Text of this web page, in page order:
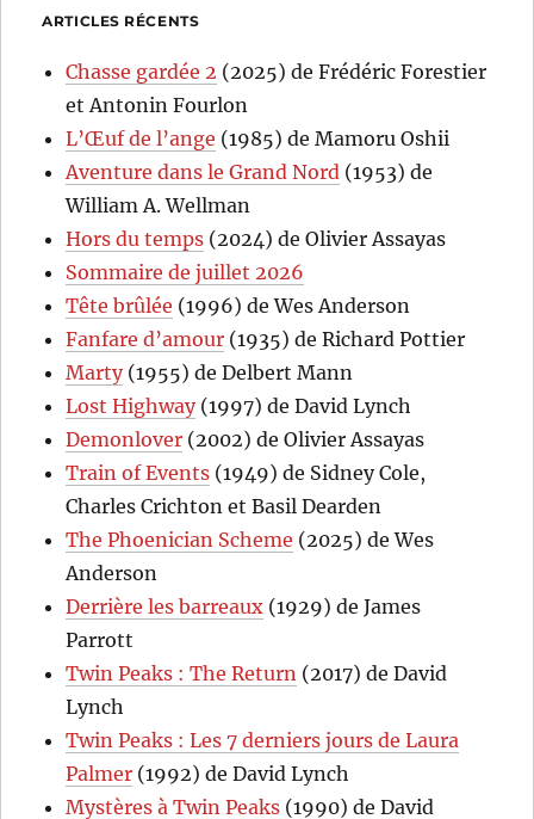
ARTICLES RÉCENTS
Chasse gardée 2 (2025) de Frédéric Forestier
et Antonin Fourlon
L’Œuf de l’ange (1985) de Mamoru Oshii
Aventure dans le Grand Nord (1953) de
William A. Wellman
Hors du temps (2024) de Olivier Assayas
Sommaire de juillet 2026
Tête brûlée (1996) de Wes Anderson
Fanfare d’amour (1935) de Richard Pottier
Marty(1955) de Delbert Mann
Lost Highway(1997) de David Lynch
Demonlover (2002) de Olivier Assayas
Train of Events (1949) de Sidney Cole,
Charles Crichton et Basil Dearden
The Phoenician Scheme (2025) de Wes
Anderson
Derrière les barreaux (1929) de James
Parrott
Twin Peaks : The Return (2017) de David
Lynch
Twin Peaks : Les 7 derniers jours de Laura
Palmer (1992) de David Lynch
Mystères à Twin Peaks (1990) de David